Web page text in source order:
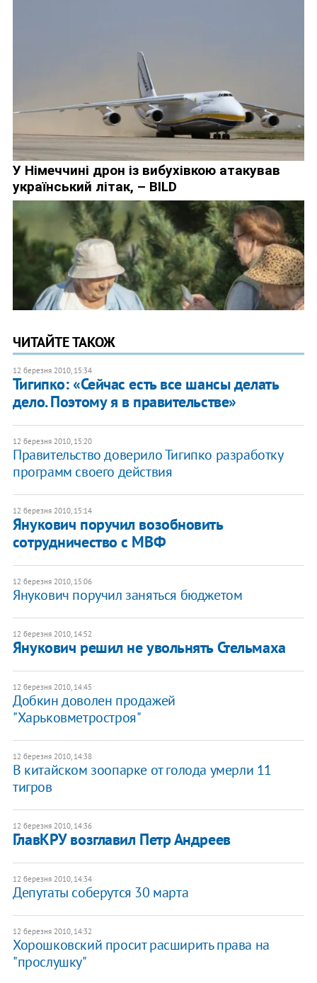
ЧИТАЙТЕ ТАКОЖ
12 березня 2010, 15:34
Тигипко: «Сейчас есть все шансы делать
дело. Поэтому я в правительстве»
12 березня 2010, 15:20
Правительство доверило Тигипко разработку
программ своего действия
12 березня 2010, 15:14
Янукович поручил возобновить
сотрудничество с МВФ
12 березня 2010, 15:06
Янукович поручил заняться бюджетом
12 березня 2010, 14:52
Янукович решил не увольнять Стельмаха
12 березня 2010, 14:45
Добкин доволен продажей
"Харьковметростроя"
12 березня 2010, 14:38
В китайском зоопарке от голода умерли 11
тигров
12 березня 2010, 14:36
ГлавКРУ возглавил Петр Андреев
12 березня 2010, 14:34
Депутаты соберутся 30 марта
12 березня 2010, 14:32
Хорошковский просит расширить права на
"прослушку"